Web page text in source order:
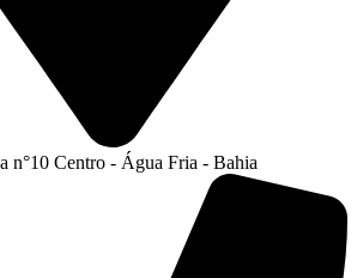
n°10 Centro - Água Fria - Bahia